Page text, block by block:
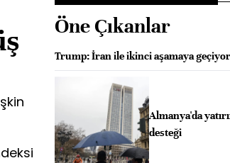
Öne Çıkanlar
Trump: İran ile ikinci aşamaya
Almanya'da
desteği